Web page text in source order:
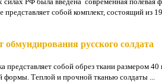
собой комплект, состоящий из
русского солдата
представляет собой обрез ткани размером 40
формы. Теплой и прочной тканью солдаты ...